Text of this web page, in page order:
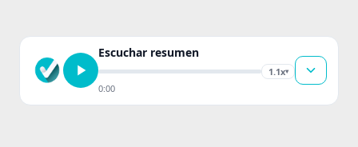
Escuchar resumen
1.1x▾
0:00